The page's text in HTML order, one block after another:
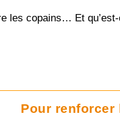
les copains… Et
Pour renforcer